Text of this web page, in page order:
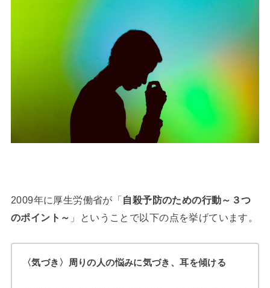
2009年に厚生労働省が「 自殺予防のための行動～３つ
のポイント～ 」ということで以下の点を挙げています。
〈気づき〉周りの人の悩みに気づき、耳を傾ける